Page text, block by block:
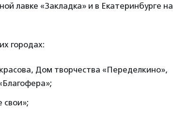
лавке «Закладка» и в Екатеринбурге на
городах:
Дом творчества «Переделкино»,
свои»;